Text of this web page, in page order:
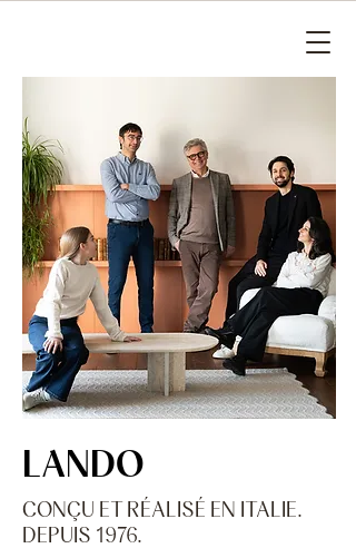
LANDO
CONÇU ET RÉALISÉ EN ITALIE.
DEPUIS 1976.